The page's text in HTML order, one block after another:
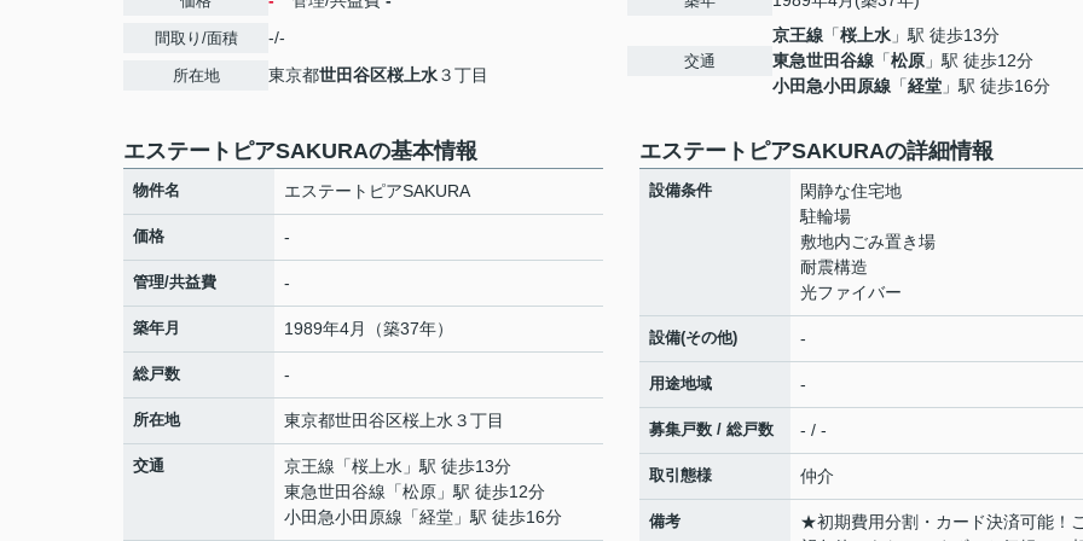
間取り/面積 -/-
所在地 東京都世田谷区桜上水３丁目
交通
京王線 「桜上水 」駅 徒歩13分
東急世田谷線 「松原 」駅 徒歩12分
小田急小田原線 「経堂 」駅 徒歩16分
エステートピアSAKURAの基本情報
物件名 エステートピアSAKURA
価格 -
管理/共益費 -
築年月 1989年4月（築37年）
総戸数 -
所在地 東京都世田谷区桜上水 ３丁目
交通 京王線 「桜上水 」駅 徒歩13分
東急世田谷線 「松原 」駅 徒歩12分
小田急小田原線 「経堂 」駅 徒歩16分
エステートピアSAKURAの詳細情報
設備条件
閑静な住宅地
駐輪場
敷地内ごみ置き場
耐震構造
光ファイバー
設備(その他) -
用途地域 -
募集戸数 / 総戸数 - / -
取引態様 仲介
備考
★初期費用分割・カード決済可能！